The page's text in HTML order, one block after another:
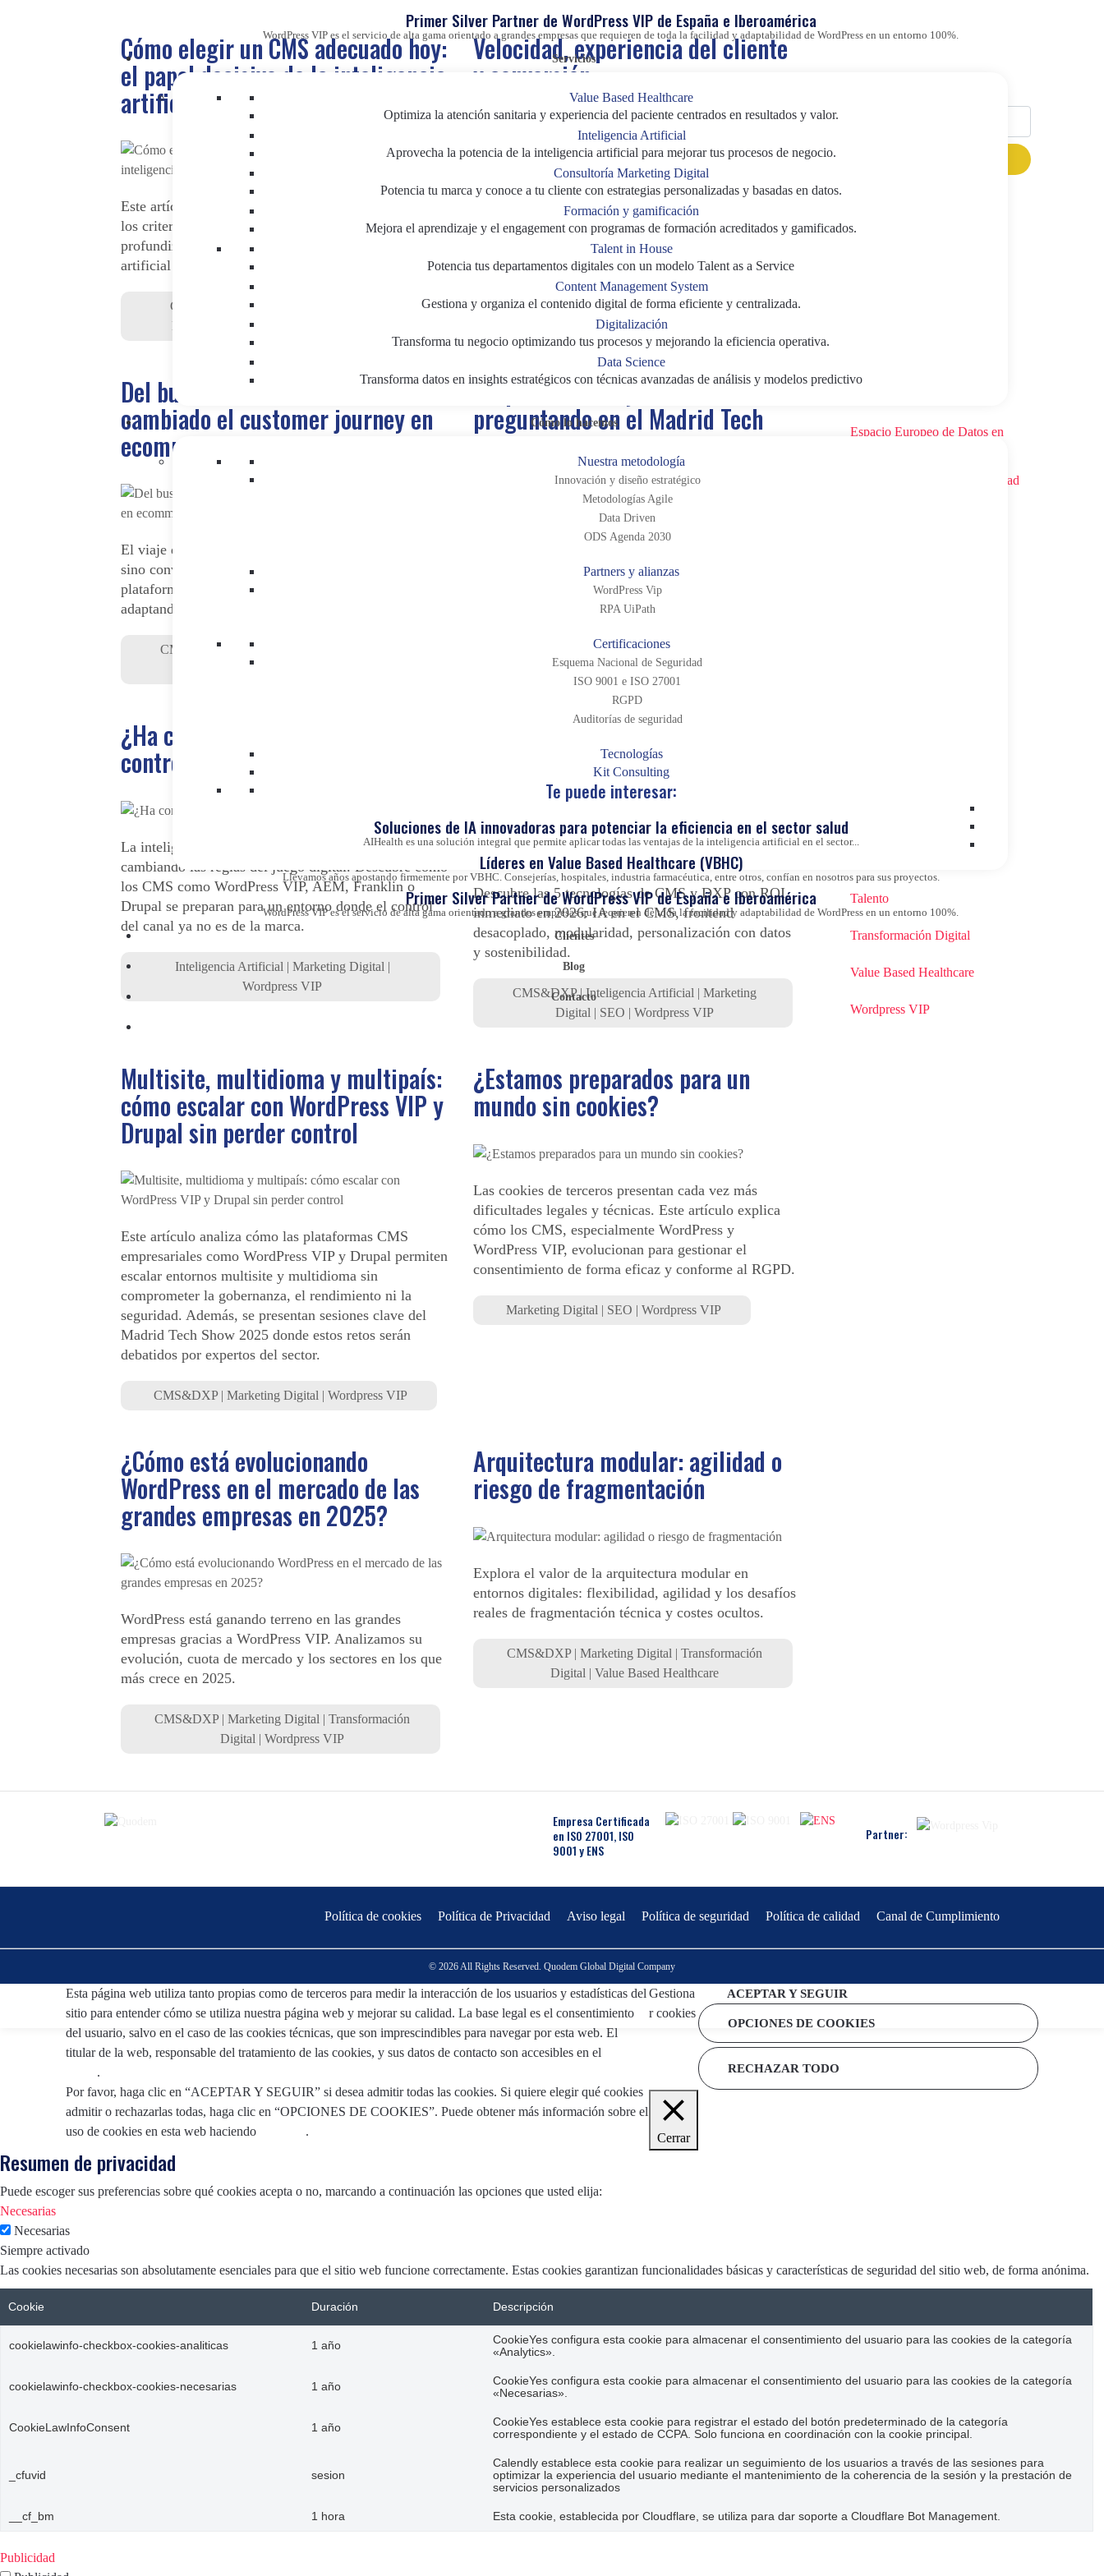
Primer Silver Partner de WordPress VIP de España e Iberoamérica
WordPress VIP es el servicio de alta gama orientado a grandes empresas que requieren de toda la facilidad y adaptabilidad de WordPress en un entorno 100%.
Servicios
Value Based Healthcare
Optimiza la atención sanitaria y experiencia del paciente centrados en resultados y valor.
Inteligencia Artificial
Aprovecha la potencia de la inteligencia artificial para mejorar tus procesos de negocio.
Consultoría Marketing Digital
Potencia tu marca y conoce a tu cliente con estrategias personalizadas y basadas en datos.
Formación y gamificación
Mejora el aprendizaje y el engagement con programas de formación acreditados y gamificados.
Talent in House
Potencia tus departamentos digitales con un modelo Talent as a Service
Content Management System
Gestiona y organiza el contenido digital de forma eficiente y centralizada.
Digitalización
Transforma tu negocio optimizando tus procesos y mejorando la eficiencia operativa.
Data Science
Transforma datos en insights estratégicos con técnicas avanzadas de análisis y modelos predictivo
Cómo lo hacemos
Nuestra metodología
Innovación y diseño estratégico
Metodologías Agile
Data Driven
ODS Agenda 2030
Partners y alianzas
WordPress Vip
RPA UiPath
Certificaciones
Esquema Nacional de Seguridad
ISO 9001 e ISO 27001
RGPD
Auditorías de seguridad
Tecnologías
Kit Consulting
Te puede interesar:
Soluciones de IA innovadoras para potenciar la eficiencia en el sector salud
AIHealth es una solución integral que permite aplicar todas las ventajas de la inteligencia artificial en el sector...
Líderes en Value Based Healthcare (VBHC)
Llevamos años apostando firmemente por VBHC. Consejerías, hospitales, industria farmacéutica, entre otros, confían en nosotros para sus proyectos.
Primer Silver Partner de WordPress VIP de España e Iberoamérica
WordPress VIP es el servicio de alta gama orientado a grandes empresas que requieren de toda la facilidad y adaptabilidad de WordPress en un entorno 100%.
Clientes
Blog
Contacto
Cómo elegir un CMS adecuado hoy:
el papel decisivo de la inteligencia
artificial
Este artículo explica cómo elegir un CMS hoy, analiza
los criterios clave y los errores más comunes, y
profundiza en el papel decisivo de la inteligencia
artificial en el mercado europeo.
CMS&DXP GEO
Marketing Digital
Velocidad, experiencia del cliente
y conversión
Optimizar el rendimiento de tu CMS es clave para
mejorar la conversión de tu tienda online. Analizamos
cómo influyen los Core Web Vitals, el mobile-first y
plataformas como WordPress VIP.
CMS&DXP |e-commerce Marketing Digital
Del buscador al chat: así ha
cambiado el customer journey en
ecommerce
El viaje de compra online ya no empieza en Google,
sino conversando con una IA. Descubre cómo
plataformas como Shopify y PrestaShop se están
adaptando al ecommerce conversacional.
CMS&DXP Inteligencia Artificial
Lo que los CTOs y CMOs están
preguntando en el Madrid Tech
Show 2025
Tech Show 2025 revelan las prioridades actuales en
CMS, DXP y eCommerce. El foco está en ROI,
agilidad y escalabilidad tecnológica.
Marketing Digital|Transformación Digital
Wordpress VIP
¿Ha comenzado la batalla por el
control del canal?
La inteligencia artificial conversacional está
cambiando las reglas del juego digital. Descubre cómo
los CMS como WordPress VIP, AEM, Franklin o
Drupal se preparan para un entorno donde el control
del canal ya no es de la marca.
Inteligencia Artificial | Marketing Digital |
Wordpress VIP
Te presentamos las 5 tecnologías
con mayor impacto inmediato en
ROI de cara a 2026
Descubre las 5 tecnologías de CMS y DXP con ROI
inmediato en 2026: IA en el CMS, frontend
desacoplado, modularidad, personalización con datos
y sostenibilidad.
CMS&DXP|Inteligencia Artificial | Marketing
Digital | SEO | Wordpress VIP
Multisite, multidioma y multipaís:
cómo escalar con WordPress VIP y
Drupal sin perder control
Este artículo analiza cómo las plataformas CMS
empresariales como WordPress VIP y Drupal permiten
escalar entornos multisite y multidioma sin
comprometer la gobernanza, el rendimiento ni la
seguridad. Además, se presentan sesiones clave del
Madrid Tech Show 2025 donde estos retos serán
debatidos por expertos del sector.
CMS&DXP| Marketing Digital | Wordpress VIP
¿Estamos preparados para un
mundo sin cookies?
Las cookies de terceros presentan cada vez más
dificultades legales y técnicas. Este artículo explica
cómo los CMS, especialmente WordPress y
WordPress VIP, evolucionan para gestionar el
consentimiento de forma eficaz y conforme al RGPD.
Marketing Digital | SEO | Wordpress VIP
¿Cómo está evolucionando
WordPress en el mercado de las
grandes empresas en 2025?
WordPress está ganando terreno en las grandes
empresas gracias a WordPress VIP. Analizamos su
evolución, cuota de mercado y los sectores en los que
más crece en 2025.
CMS&DXP| Marketing Digital | Transformación
Digital | Wordpress VIP
Arquitectura modular: agilidad o
riesgo de fragmentación
Explora el valor de la arquitectura modular en
entornos digitales: flexibilidad, agilidad y los desafíos
reales de fragmentación técnica y costes ocultos.
CMS&DXP| Marketing Digital | Transformación
Digital | Value Based Healthcare
Automatización Robótica de
Espacio Europeo de Datos en
Esquema Nacional de Seguridad
Talento
Transformación Digital
Value Based Healthcare
Wordpress VIP
Partner:
Empresa Certificada
en ISO 27001, ISO
9001 y ENS
Política de cookies Política de Privacidad Aviso legal Política de seguridad Política de calidad Canal de Cumplimiento
© 2026 All Rights Reserved. Quodem Global Digital Company
Esta página web utiliza tanto propias como de terceros para medir la interacción de los usuarios y estadísticas del
sitio para entender cómo se utiliza nuestra página web y mejorar su calidad. La base legal es el consentimiento
del usuario, salvo en el caso de las cookies técnicas, que son imprescindibles para navegar por esta web. El
titular de la web, responsable del tratamiento de las cookies, y sus datos de contacto son accesibles en el
.
Por favor, haga clic en “ACEPTAR Y SEGUIR” si desea admitir todas las cookies. Si quiere elegir qué cookies
admitir o rechazarlas todas, haga clic en “OPCIONES DE COOKIES”. Puede obtener más información sobre el
uso de cookies en esta web haciendo
.
ACEPTAR Y SEGUIR
OPCIONES DE COOKIES
RECHAZAR TODO
Gestiona
r cookies
Cerrar
Resumen de privacidad
Puede escoger sus preferencias sobre qué cookies acepta o no, marcando a continuación las opciones que usted elija:
Necesarias
Necesarias
Siempre activado
Las cookies necesarias son absolutamente esenciales para que el sitio web funcione correctamente. Estas cookies garantizan funcionalidades básicas y características de seguridad del sitio web, de forma anónima.
Cookie Duración Descripción
cookielawinfo-checkbox-cookies-analiticas 1 año
CookieYes configura esta cookie para almacenar el consentimiento del usuario para las cookies de la categoría
«Analytics».
cookielawinfo-checkbox-cookies-necesarias 1 año
CookieYes configura esta cookie para almacenar el consentimiento del usuario para las cookies de la categoría
«Necesarias».
CookieLawInfoConsent 1 año
CookieYes establece esta cookie para registrar el estado del botón predeterminado de la categoría
correspondiente y el estado de CCPA. Solo funciona en coordinación con la cookie principal.
_cfuvid sesion
Calendly establece esta cookie para realizar un seguimiento de los usuarios a través de las sesiones para
optimizar la experiencia del usuario mediante el mantenimiento de la coherencia de la sesión y la prestación de
servicios personalizados
__cf_bm 1 hora Esta cookie, establecida por Cloudflare, se utiliza para dar soporte a Cloudflare Bot Management.
Publicidad